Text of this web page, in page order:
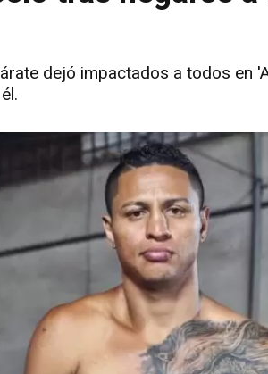
dejó impactados a todos en